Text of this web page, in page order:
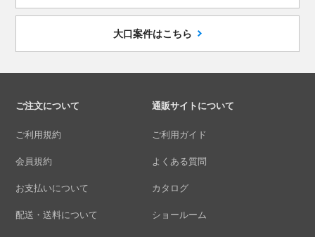
大口案件はこちら
ご注文について
ご利用規約
会員規約
お支払いについて
配送・送料について
通販サイトについて
ご利用ガイド
よくある質問
カタログ
ショールーム